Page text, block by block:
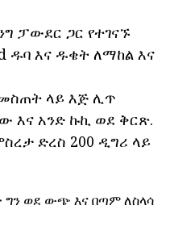
ፓውደር ጋር የተገናኙ
ዱባ እና ዱቄት ለማከል እና
ላይ እጅ ሊጥ
እና አንድ ኩኪ ወደ ቅርጽ.
ድረስ 200 ዲግሪ ላይ
ወደ ውጭ እና በጣም ለስላሳ